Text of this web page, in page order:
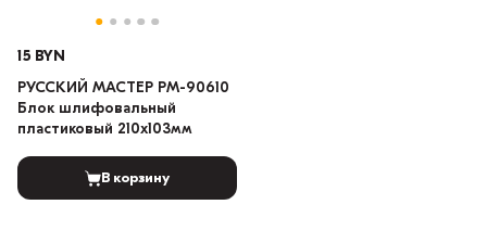
15 BYN
РУССКИЙ МАСТЕР РМ-90610
Блок шлифовальный
пластиковый 210х103мм
В корзину